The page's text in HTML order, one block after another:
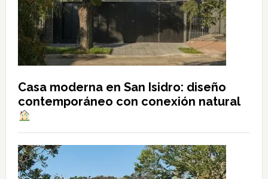
Casa moderna en San Isidro: diseño
contemporáneo con conexión natural